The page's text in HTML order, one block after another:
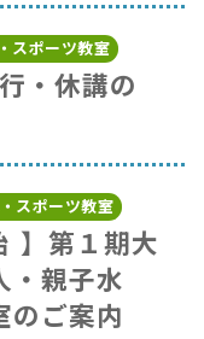
・休講の
スポーツ教室
】第１期大
親子水
ご案内
スポーツ教室